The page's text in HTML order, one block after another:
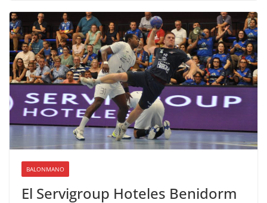
BALONMANO
El Servigroup Hoteles Benidorm